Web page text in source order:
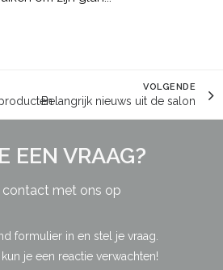
VOLGENDE
Belangrijk nieuws uit de salon
EEN VRAAG?
contact met ons op
formulier in en stel je vraag.
je een reactie verwachten!